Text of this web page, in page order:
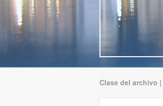
Clase del archivo